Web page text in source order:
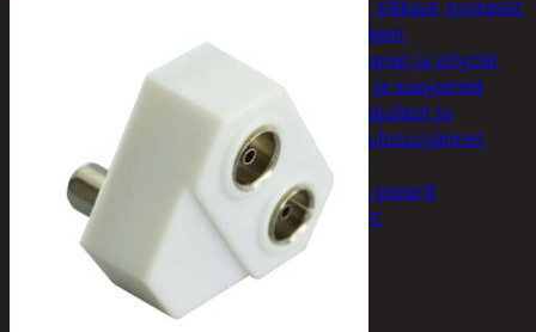
Telineet, tikkaat, työtasot
ja tarvikkeet
Vaunut ja pöydät
Työasut ja suojaimet
Suojalasit ja
kuulosuojaimet
Elintarvikkeet
Keksit ja piparit
Mausteet
Etsi: